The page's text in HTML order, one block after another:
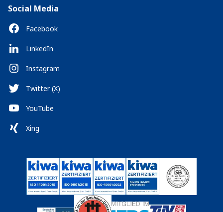
Social Media
Facebook
LinkedIn
Instagram
Twitter (X)
YouTube
Xing